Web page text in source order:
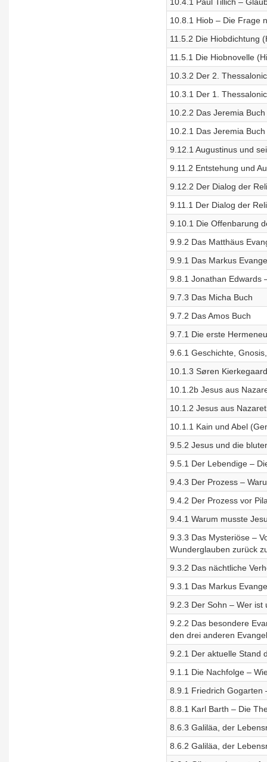
10.8.1 Hiob – Die Frage
11.5.2 Die Hiobdichtung
11.5.1 Die Hiobnovelle
10.3.2 Der 2.
10.3.1 Der 1.
10.2.2 Das Jeremia Buch
10.2.1 Das Jeremia Buch
9.12.1 Augustinus und
9.11.2 Entstehung und
9.12.2 Der Dialog der
9.11.1 Der Dialog der
9.10.1 Die Offenbarung
9.9.2 Das Matthäus
9.9.1 Das Markus
9.8.1 Jonathan Edwards
9.7.3 Das Micha Buch
9.7.2 Das Amos Buch
9.7.1 Die erste
9.6.1 Geschichte,
10.1.3 Søren
10.1.2b Jesus aus
10.1.2 Jesus aus
10.1.1 Kain und Abel
9.5.2 Jesus und die
9.5.1 Der Lebendige –
9.4.3 Der Prozess –
9.4.2 Der Prozess vor
9.4.1 Warum musste
9.3.3 Das Mys­te­ri­öse –
Wunderglauben zurück
9.3.2 Das nächtliche
9.3.1 Das Markus
9.2.3 Der Sohn – Wer ist
9.2.2 Das besondere
den drei anderen
9.2.1 Der aktuelle Stand
9.1.1 Die Nachfolge –
8.9.1 Friedrich Gogarten
8.8.1 Karl Barth – Die
8.6.3 Galiläa, der
8.6.2 Galiläa, der